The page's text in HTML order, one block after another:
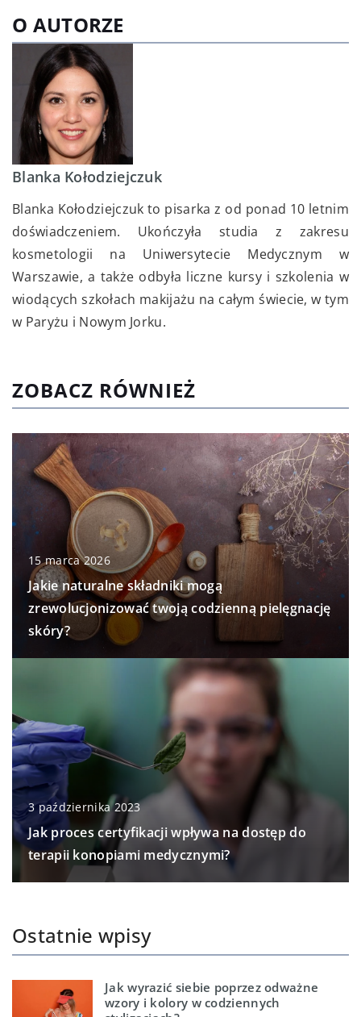
O AUTORZE
Blanka Kołodziejczuk
Blanka Kołodziejczuk to pisarka z od ponad 10 letnim
doświadczeniem. Ukończyła studia z zakresu
kosmetologii na Uniwersytecie Medycznym w
Warszawie, a także odbyła liczne kursy i szkolenia w
wiodących szkołach makijażu na całym świecie, w tym
w Paryżu i Nowym Jorku.
ZOBACZ RÓWNIEŻ
15 marca 2026
Jakie naturalne składniki mogą
zrewolucjonizować twoją codzienną pielęgnację
skóry?
3 października 2023
Jak proces certyfikacji wpływa na dostęp do
terapii konopiami medycznymi?
Ostatnie wpisy
Jak wyrazić siebie poprzez odważne
wzory i kolory w codziennych